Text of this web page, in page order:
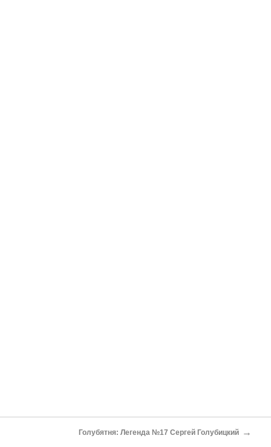
Голубятня: Легенда №17 Сергей Голубицкий →